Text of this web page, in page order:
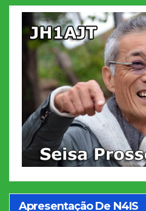
Apresentação De N4IS